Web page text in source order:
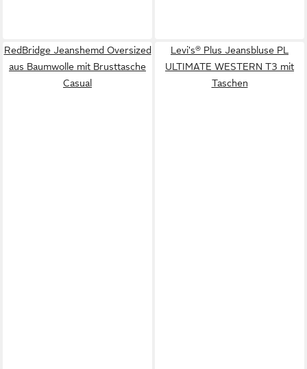
RedBridge Jeanshemd Oversized
aus Baumwolle mit Brusttasche
Casual
Levi's® Plus Jeansbluse PL
ULTIMATE WESTERN T3 mit
Taschen